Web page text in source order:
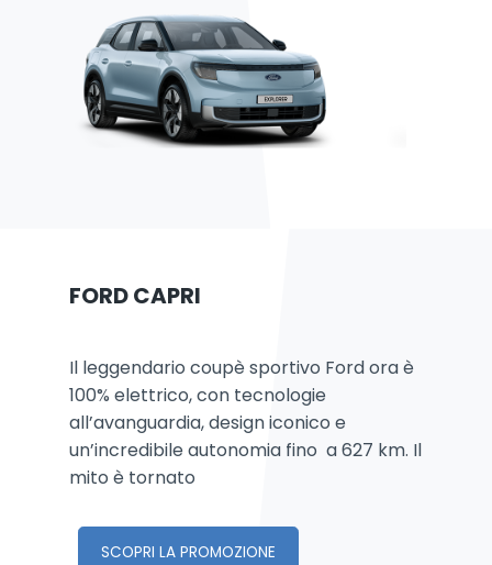
FORD CAPRI
Il leggendario coupè sportivo Ford ora è
100% elettrico, con tecnologie
all’avanguardia, design iconico e
un’incredibile autonomia fino a 627 km. Il
mito è tornato
SCOPRI LA PROMOZIONE